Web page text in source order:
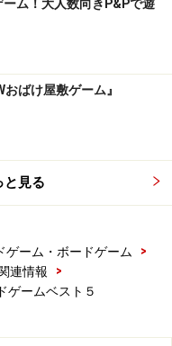
ム！大人数向きP&Pで遊
ばけ屋敷ゲーム』
と見る
ゲーム・ボードゲーム
>
連情報
>
ゲームベスト５